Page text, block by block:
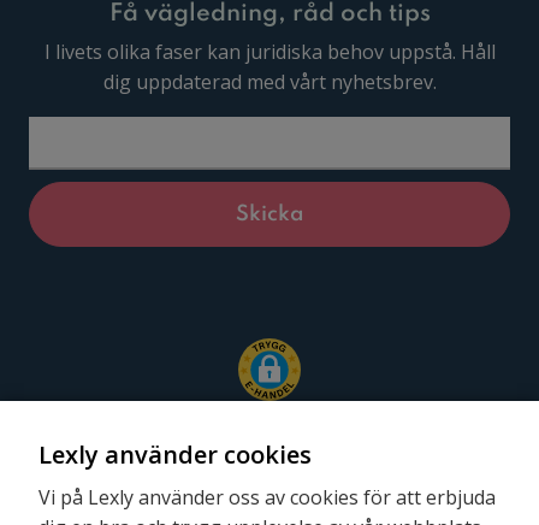
Få vägledning, råd och tips
I livets olika faser kan juridiska behov uppstå. Håll
dig uppdaterad med vårt nyhetsbrev.
Lexly använder cookies
Vi på Lexly använder oss av cookies för att erbjuda